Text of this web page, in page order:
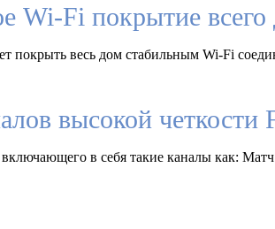
Wi-Fi покрытие всего
покрыть весь дом стабильным Wi-Fi
высокой четкости
в себя такие каналы как: